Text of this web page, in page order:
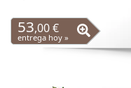
53,00 €
entrega hoy »